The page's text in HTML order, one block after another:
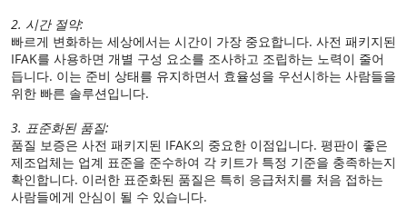
2. 시간 절약:
빠르게 변화하는 세상에서는 시간이 가장 중요합니다. 사전 패키지된
IFAK를 사용하면 개별 구성 요소를 조사하고 조립하는 노력이 줄어
듭니다. 이는 준비 상태를 유지하면서 효율성을 우선시하는 사람들을
위한 빠른 솔루션입니다.
3. 표준화된 품질:
품질 보증은 사전 패키지된 IFAK의 중요한 이점입니다. 평판이 좋은
제조업체는 업계 표준을 준수하여 각 키트가 특정 기준을 충족하는지
확인합니다. 이러한 표준화된 품질은 특히 응급처치를 처음 접하는
사람들에게 안심이 될 수 있습니다.